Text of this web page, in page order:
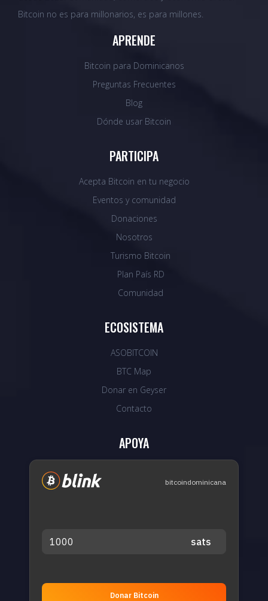
Bitcoin no es para millonarios, es para millones.
APRENDE
Bitcoin para Dominicanos
Preguntas Frecuentes
Blog
Dónde usar Bitcoin
PARTICIPA
Acepta Bitcoin en tu negocio
Eventos y comunidad
Donaciones
Nosotros
Turismo Bitcoin
Plan País RD
Comunidad
ECOSISTEMA
ASOBITCOIN
BTC Map
Donar en Geyser
Contacto
APOYA
bitcoindominicana
Donar Bitcoin